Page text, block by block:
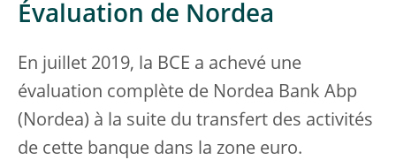
Évaluation de Nordea
En juillet 2019, la BCE a achevé une
évaluation complète de Nordea Bank Abp
(Nordea) à la suite du transfert des activités
de cette banque dans la zone euro.